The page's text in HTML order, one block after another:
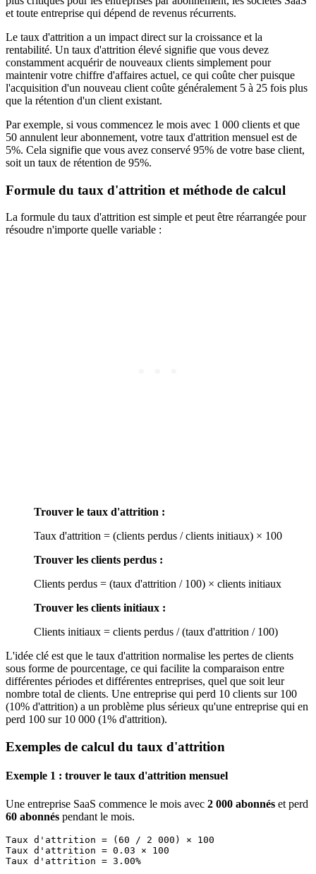
et toute entreprise qui dépend de revenus récurrents.
Le taux d'attrition a un impact direct sur la croissance et la
rentabilité. Un taux d'attrition élevé signifie que vous devez
constamment acquérir de nouveaux clients simplement pour
maintenir votre chiffre d'affaires actuel, ce qui coûte cher puisque
l'acquisition d'un nouveau client coûte généralement 5 à 25 fois plus
que la rétention d'un client existant.
Par exemple, si vous commencez le mois avec 1 000 clients et que
50 annulent leur abonnement, votre taux d'attrition mensuel est de
5%. Cela signifie que vous avez conservé 95% de votre base client,
soit un taux de rétention de 95%.
Formule du taux d'attrition et méthode de calcul
La formule du taux d'attrition est simple et peut être réarrangée pour
résoudre n'importe quelle variable :
Trouver le taux d'attrition :
Taux d'attrition = (clients perdus / clients initiaux) × 100
Trouver les clients perdus :
Clients perdus = (taux d'attrition / 100) × clients initiaux
Trouver les clients initiaux :
Clients initiaux = clients perdus / (taux d'attrition / 100)
L'idée clé est que le taux d'attrition normalise les pertes de clients
sous forme de pourcentage, ce qui facilite la comparaison entre
différentes périodes et différentes entreprises, quel que soit leur
nombre total de clients. Une entreprise qui perd 10 clients sur 100
(10% d'attrition) a un problème plus sérieux qu'une entreprise qui en
perd 100 sur 10 000 (1% d'attrition).
Exemples de calcul du taux d'attrition
Exemple 1 : trouver le taux d'attrition mensuel
Une entreprise SaaS commence le mois avec 2 000 abonnés et perd
60 abonnés pendant le mois.
Taux d'attrition = (60 / 2 000) × 100
Taux d'attrition = 0.03 × 100